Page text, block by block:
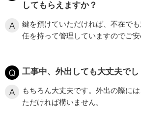
してもらえますか？
鍵を預けていただければ、不在で
任を持って管理していますのでご安
工事中、外出しても大丈夫でし
もちろん大丈夫です。外出の際に
ただければ構いません。